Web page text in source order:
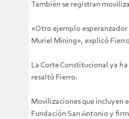
También se registran
«Otro ejemplo
Muriel Mining», explicó
La Corte Constitucional ya
resaltó Fierro.
Movilizaciones que incluyen
Fundación San Antonio y